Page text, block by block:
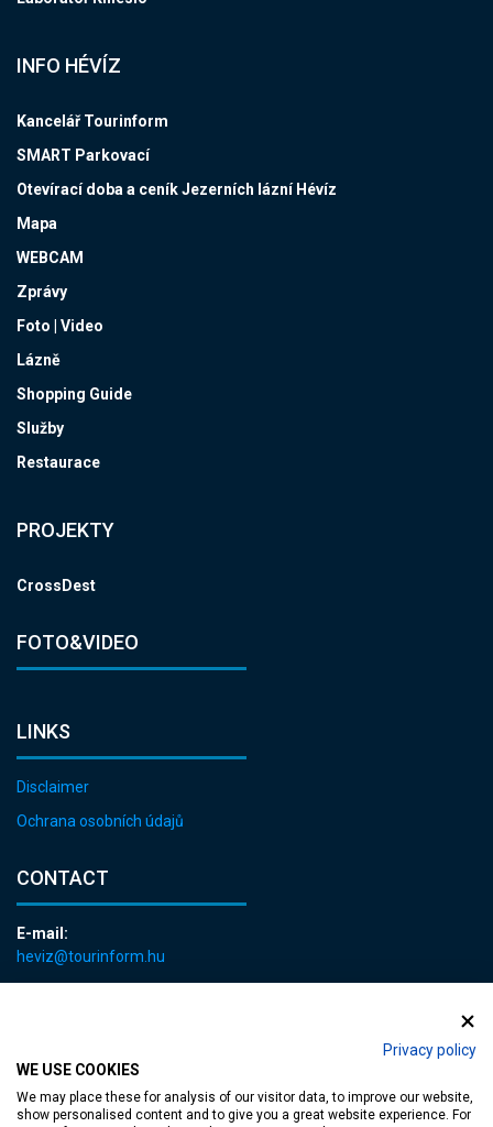
Privacy policy
WE USE COOKIES
We may place these for analysis of our visitor data, to improve our website,
show personalised content and to give you a great website experience. For
INFO HÉVÍZ
Kancelář Tourinform
SMART Parkovací
Otevírací doba a ceník Jezerních lázní Hévíz
Mapa
WEBCAM
Zprávy
Foto | Video
Lázně
Shopping Guide
Služby
Restaurace
PROJEKTY
CrossDest
FOTO&VIDEO
LINKS
Disclaimer
Ochrana osobních údajů
CONTACT
E-mail:
heviz@tourinform.hu